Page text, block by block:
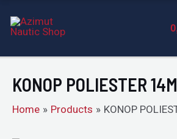
KONOP POLIESTER
Home Products KONOP
quantity